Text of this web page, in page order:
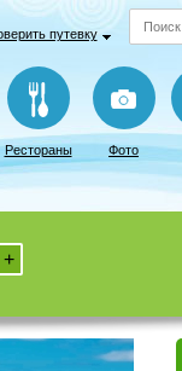
путевку
Рестораны Фото
+